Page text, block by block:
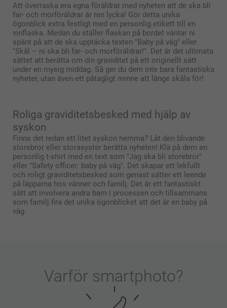
Att överraska era egna föräldrar med nyheten att de ska bli
far- och morföräldrar är ren lycka! Gör detta unika
ögonblick extra festligt med en personlig etikett till en
vinflaska. Medan du ställer flaskan på bordet väntar ni
spänt på att de ska upptäcka texten "Baby på väg" eller
"Skål – ni ska bli far- och morföräldrar!". Det är det ultimata
sättet att berätta om din graviditet på ett originellt sätt
under en mysig middag. Så ger du dem inte bara fantastiska
nyheter, utan även ett påtagligt minne att länge skåla för!
Roliga graviditetsbesked med hjälp av
syskon
Finns det redan ett litet syskon hemma? Låt den blivande
storebror eller storasyster berätta nyheten! Klä på dem en
personlig t-shirt med en text som "Jag ska bli storebror"
eller "Safety officer: baby på väg". Det skapar ett lekfullt
och roligt graviditetsbesked som genast sätter ett leende
på läpparna hos vänner och familj. Det är ett fantastiskt
sätt att involvera andra barn i processen och tillsammans
som familj fira det unika ögonblicket att det är en baby på
väg.
Varför smartphoto?